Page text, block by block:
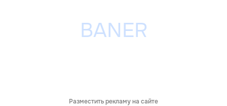
Разместить рекламу на сайте